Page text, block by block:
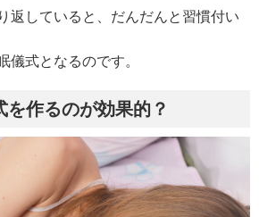
返していると、だんだんと習慣付い
儀式となるのです。
を作るのが効果的？